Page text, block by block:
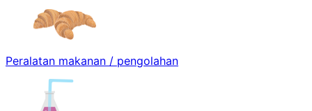
Peralatan makanan / pengolahan